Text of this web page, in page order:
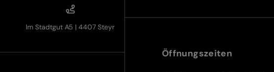
Im Stadtgut A5 | 4407 Steyr
Öffnungszeiten